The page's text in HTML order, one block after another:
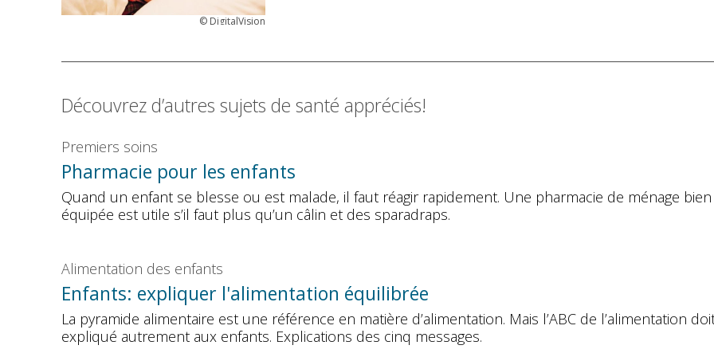
© DigitalVision
Découvrez d’autres sujets de santé appréciés!
Premiers soins
Pharmacie pour les enfants
Quand un enfant se blesse ou est malade, il faut réagir rapidement. Une pharmacie de ménage bien
équipée est utile s’il faut plus qu’un câlin et des sparadraps.
Alimentation des enfants
Enfants: expliquer l'alimentation équilibrée
La pyramide alimentaire est une référence en matière d’alimentation. Mais l’ABC de l’alimentation
expliqué autrement aux enfants. Explications des cinq messages.